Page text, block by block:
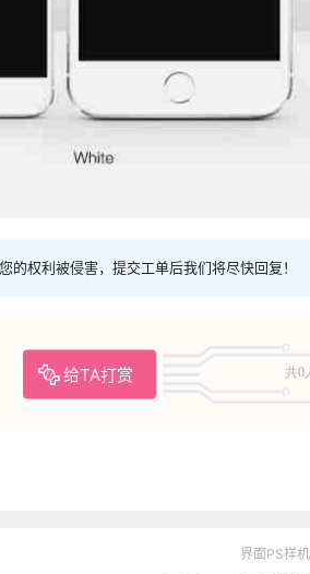
权利被侵害，提交工单后我们将尽快回复！
给TA打赏 共0
界面PS样机